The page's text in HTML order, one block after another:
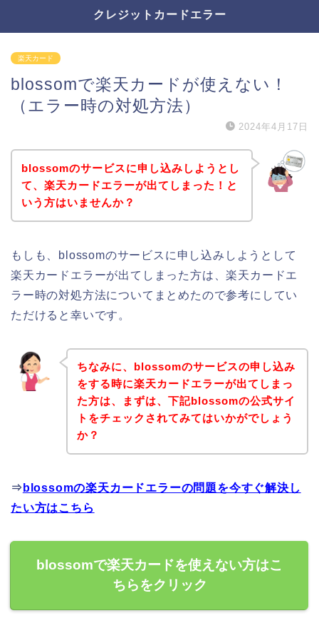
クレジットカードエラー
楽天カード
blossomで楽天カードが使えない！
（エラー時の対処方法）
2024年4月17日
blossomのサービスに申し込みしようとし
て、楽天カードエラーが出てしまった！と
いう方はいませんか？
もしも、blossomのサービスに申し込みしようとして
楽天カードエラーが出てしまった方は、楽天カードエ
ラー時の対処方法についてまとめたので参考にしてい
ただけると幸いです。
ちなみに、blossomのサービスの申し込み
をする時に楽天カードエラーが出てしまっ
た方は、まずは、下記blossomの公式サイ
トをチェックされてみてはいかがでしょう
か？
⇒ blossomの楽天カードエラーの問題を今すぐ解決し
たい方はこちら
blossomで楽天カードを使えない方はこ
ちらをクリック